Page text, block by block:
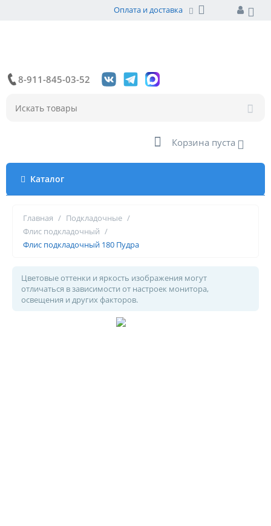
Оплата и доставка
8-911-845-03-52
Корзина пуста
Каталог
Главная / Подкладочные /
Флис подкладочный /
Флис подкладочный 180 Пудра
Цветовые оттенки и яркость изображения могут
отличаться в зависимости от настроек монитора,
освещения и других факторов.